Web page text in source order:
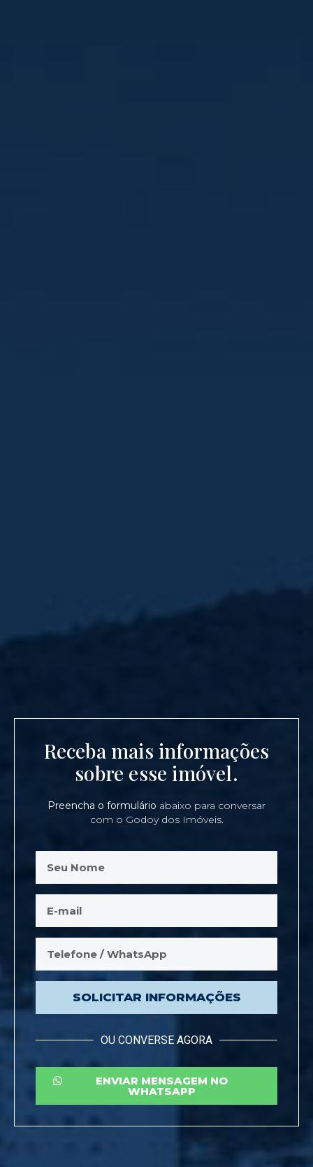
Receba mais informações
sobre esse imóvel.
Preencha o formulário abaixo para conversar
com o Godoy dos Imóveis.
SOLICITAR INFORMAÇÕES
OU CONVERSE AGORA
ENVIAR MENSAGEM NO
WHATSAPP